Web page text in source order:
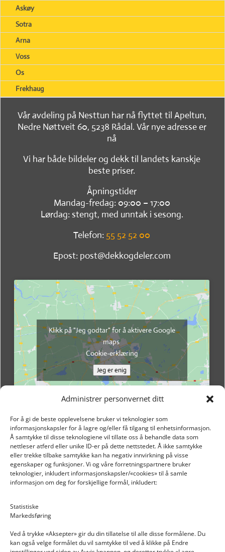
Administrer personvernet ditt
For å gi de beste opplevelsene bruker vi teknologier som
informasjonskapsler for å lagre og/eller få tilgang til enhetsinformasjon.
Å samtykke til disse teknologiene vil tillate oss å behandle data som
nettleser atferd eller unike ID-er på dette nettstedet. Å ikke samtykke
eller trekke tilbake samtykke kan ha negativ innvirkning på visse
egenskaper og funksjoner. Vi og våre forretningspartnere bruker
teknologier, inkludert informasjonskapsler/«cookies» til å samle
informasjon om deg for forskjellige formål, inkludert:
Statistiske
Markedsføring
Ved å trykke «Aksepter» gir du din tillatelse til alle disse formålene. Du
kan også velge formålet du vil samtykke til ved å klikke på Endre
Askøy
Sotra
Arna
Voss
Os
Frekhaug
Vår avdeling på Nesttun har nå flyttet til Apeltun,
Nedre Nøttveit 60, 5238 Rådal. Vår nye adresse er
nå
Vi har både bildeler og dekk til landets kanskje
beste priser.
Åpningstider
Mandag-fredag: 09:00 – 17:00
Lørdag: stengt, med unntak i sesong.
Telefon: 55 52 52 00
Epost: post@dekkogdeler.com
Klikk på "Jeg godtar" for å aktivere Google
maps
Cookie-erklæring
Jeg er enig